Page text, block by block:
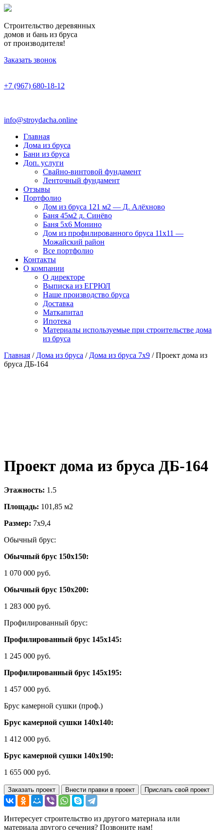
Строительство деревянных
домов и бань из бруса
от производителя!
Заказать звонок
+7 (967) 680-18-12
info@stroydacha.online
Главная
Дома из бруса
Бани из бруса
Доп. услуги
Свайно-винтовой фундамент
Ленточный фундамент
Отзывы
Портфолио
Дом из бруса 121 м2 — Д. Алёхново
Баня 45м2 д. Синёво
Баня 5х6 Монино
Дом из профилированного бруса 11х11 —
Можайский район
Все портфолио
Контакты
О компании
О директоре
Выписка из ЕГРЮЛ
Наше производство бруса
Доставка
Маткапитал
Ипотека
Материалы используемые при строительстве дома
из бруса
Главная / Дома из бруса / Дома из бруса 7x9 / Проект дома из
бруса ДБ-164
Проект дома из бруса ДБ-164
Этажность: 1.5
Площадь: 101,85 м2
Размер: 7х9,4
Обычный брус:
Обычный брус 150х150:
1 070 000 руб.
Обычный брус 150х200:
1 283 000 руб.
Профилированный брус:
Профилированный брус 145х145:
1 245 000 руб.
Профилированный брус 145х195:
1 457 000 руб.
Брус камерной сушки (проф.)
Брус камерной сушки 140х140:
1 412 000 руб.
Брус камерной сушки 140х190:
1 655 000 руб.
Заказать проект Внести правки в проект Прислать свой проект
Интересует строительство из другого материала или
материала другого сечения? Позвоните нам!